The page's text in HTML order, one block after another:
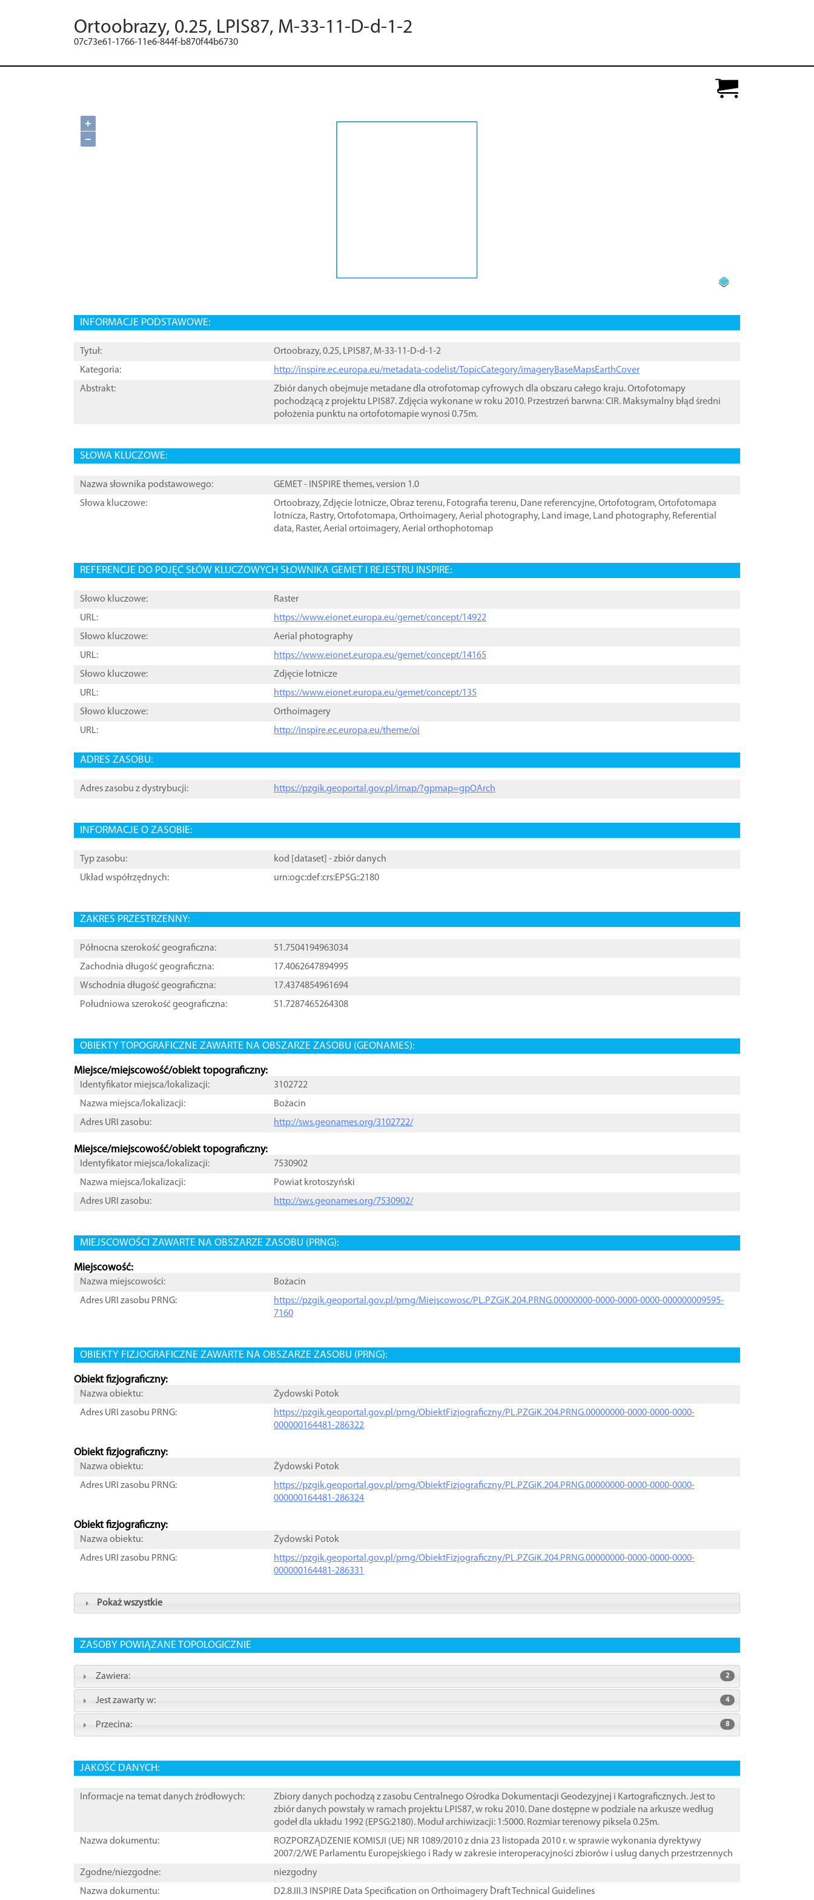
Ortoobrazy, 0.25, LPIS87, M-33-11-D-d-1-2
07c73e61-1766-11e6-844f-b870f44b6730
+
−
INFORMACJE PODSTAWOWE:
Tytuł:
Ortoobrazy, 0.25, LPIS87, M-33-11-D-d-1-2
Kategoria:
http://inspire.ec.europa.eu/metadata-codelist/TopicCategory/imageryBaseMapsEarthCover
Abstrakt:
Zbiór danych obejmuje metadane dla otrofotomap cyfrowych dla obszaru całego kraju. Ortofotomapy
pochodzącą z projektu LPIS87. Zdjęcia wykonane w roku 2010. Przestrzeń barwna: CIR. Maksymalny błąd średni
położenia punktu na ortofotomapie wynosi 0.75m.
SŁOWA KLUCZOWE:
Nazwa słownika podstawowego:
GEMET - INSPIRE themes, version 1.0
Słowa kluczowe:
Ortoobrazy,Zdjęcie lotnicze,Obraz terenu, Fotografia terenu, Dane referencyjne,Ortofotogram,Ortofotomapa
lotnicza, Rastry,Ortofotomapa,Orthoimagery,Aerial photography, Land image, Land photography, Referential
data, Raster,Aerial ortoimagery,Aerial orthophotomap
REFERENCJE DO POJĘĆ SŁÓW KLUCZOWYCH SŁOWNIKA GEMET I REJESTRU INSPIRE:
Słowo kluczowe:
Raster
URL:
https://www.eionet.europa.eu/gemet/concept/14922
Słowo kluczowe:
Aerial photography
URL:
https://www.eionet.europa.eu/gemet/concept/14165
Słowo kluczowe:
Zdjęcie lotnicze
URL:
https://www.eionet.europa.eu/gemet/concept/135
Słowo kluczowe:
Orthoimagery
URL:
http://inspire.ec.europa.eu/theme/oi
ADRES ZASOBU:
Adres zasobu z dystrybucji: https://pzgik.geoportal.gov.pl/imap/?gpmap=gpOArch
INFORMACJE O ZASOBIE:
Typ zasobu: kod [ dataset ] - zbiór danych
Układ współrzędnych:
urn:ogc:def:crs:EPSG::2180
ZAKRES PRZESTRZENNY:
Północna szerokość geograficzna:
51.7504194963034
Zachodnia długość geograficzna:
17.4062647894995
Wschodnia długość geograficzna:
17.4374854961694
Południowa szerokość geograficzna:
51.7287465264308
OBIEKTY TOPOGRAFICZNE ZAWARTE NA OBSZARZE ZASOBU (GEONAMES):
Miejsce/miejscowość/obiekt topograficzny:
Identyfikator miejsca/lokalizacji:
3102722
Nazwa miejsca/lokalizacji:
Bożacin
Adres URI zasobu:
http://sws.geonames.org/3102722/
Miejsce/miejscowość/obiekt topograficzny:
Identyfikator miejsca/lokalizacji:
7530902
Nazwa miejsca/lokalizacji:
Powiat krotoszyński
Adres URI zasobu:
http://sws.geonames.org/7530902/
MIEJSCOWOŚCI ZAWARTE NA OBSZARZE ZASOBU (PRNG):
Miejscowość:
Nazwa miejscowości:
Bożacin
Adres URI zasobu PRNG:
https://pzgik.geoportal.gov.pl/prng/Miejscowosc/PL.PZGiK.204.PRNG.00000000-0000-0000-0000-000000009595-
7160
OBIEKTY FIZJOGRAFICZNE ZAWARTE NA OBSZARZE ZASOBU (PRNG):
Obiekt fizjograficzny:
Nazwa obiektu:
Żydowski Potok
Adres URI zasobu PRNG:
https://pzgik.geoportal.gov.pl/prng/ObiektFizjograficzny/PL.PZGiK.204.PRNG.00000000-0000-0000-0000-
000000164481-286322
Obiekt fizjograficzny:
Nazwa obiektu:
Żydowski Potok
Adres URI zasobu PRNG:
https://pzgik.geoportal.gov.pl/prng/ObiektFizjograficzny/PL.PZGiK.204.PRNG.00000000-0000-0000-0000-
000000164481-286324
Obiekt fizjograficzny:
Nazwa obiektu:
Żydowski Potok
Adres URI zasobu PRNG:
https://pzgik.geoportal.gov.pl/prng/ObiektFizjograficzny/PL.PZGiK.204.PRNG.00000000-0000-0000-0000-
000000164481-286331
Pokaż wszystkie
ZASOBY POWIĄZANE TOPOLOGICZNIE
Zawiera: 2
Jest zawarty w: 4
Przecina: 8
JAKOŚĆ DANYCH:
Informacje na temat danych źródłowych:
Zbiory danych pochodzą z zasobu Centralnego Ośrodka Dokumentacji Geodezyjnej i Kartograficznych. Jest to
zbiór danych powstały w ramach projektu LPIS87, w roku 2010. Dane dostępne w podziale na arkusze według
godeł dla układu 1992 (EPSG:2180). Moduł archiwizacji: 1:5000. Rozmiar terenowy piksela 0.25m.
Nazwa dokumentu:
ROZPORZĄDZENIE KOMISJI (UE) NR 1089/2010 z dnia 23 listopada 2010 r. w sprawie wykonania dyrektywy
2007/2/WE Parlamentu Europejskiego i Rady w zakresie interoperacyjności zbiorów i usług danych przestrzennych
Zgodne/niezgodne:
niezgodny
Nazwa dokumentu:
D2.8.III.3 INSPIRE Data Specification on Orthoimagery ֠Draft Technical Guidelines